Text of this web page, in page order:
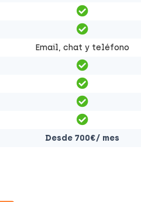
Desde 700€/ mes
Email, chat y teléfono